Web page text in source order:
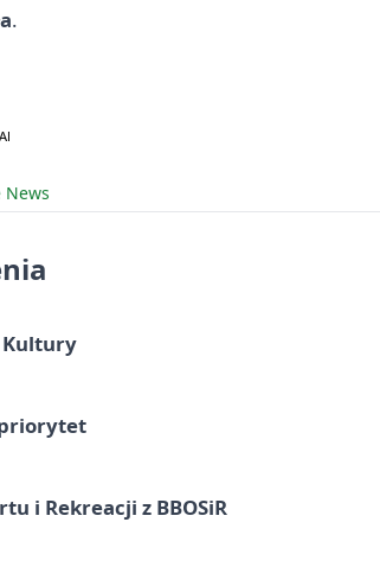
.
News
Kultury
i Rekreacji z BBOSiR